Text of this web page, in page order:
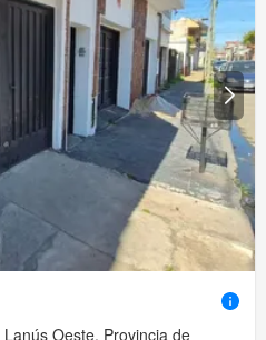
Oeste, Provincia de